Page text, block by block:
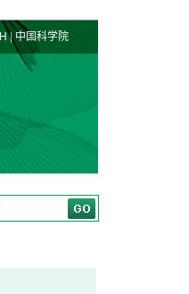
| 中国科学院